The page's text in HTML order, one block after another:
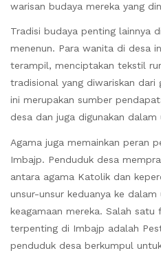
warisan budaya mereka yang
Tradisi budaya penting lainnya
menenun. Para wanita di desa
terampil, menciptakan tekstil
tradisional yang diwariskan dari
ini merupakan sumber
desa dan juga digunakan
Agama juga memainkan peran
Imbajp. Penduduk desa
antara agama Katolik dan
unsur-unsur keduanya ke
keagamaan mereka. Salah satu
terpenting di Imbajp adalah
penduduk desa berkumpul